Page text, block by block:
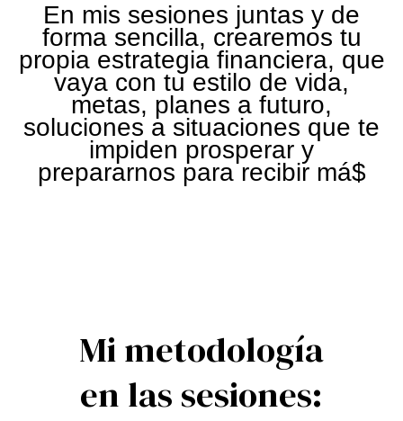
En mis sesiones juntas y de
forma sencilla, crearemos tu
propia estrategia financiera, que
vaya con tu estilo de vida,
metas, planes a futuro,
soluciones a situaciones que te
impiden prosperar y
prepararnos para recibir má$
Mi metodología
en las sesiones: